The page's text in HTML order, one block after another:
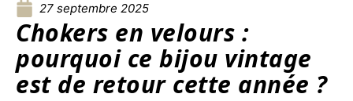
27 septembre 2025
Chokers en velours :
pourquoi ce bijou vintage
est de retour cette année ?